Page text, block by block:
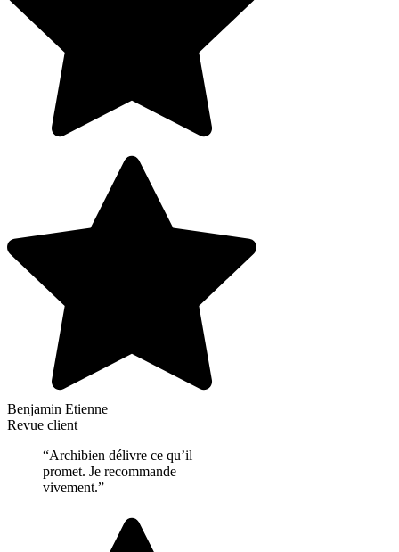
Benjamin Etienne
Revue client
“Archibien délivre ce qu’il
promet. Je recommande
vivement.”